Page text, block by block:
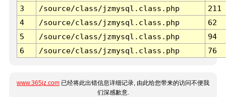
3 /source/class/jzmysql.class.php
211
4
/source/class/jzmysql.class.php
62
5
/source/class/jzmysql.class.php
94
6
/source/class/jzmysql.class.php 76
www.365jz.com 已经将此出错信息详细记录, 由此给您带来的访问不便我
们深感歉意.